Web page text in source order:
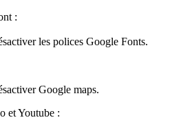
:
les polices Google Fonts.
Google maps.
et Youtube :